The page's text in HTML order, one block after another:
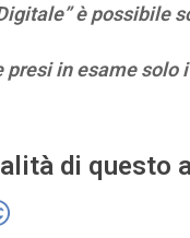
è possibile
presi in esame
di questo